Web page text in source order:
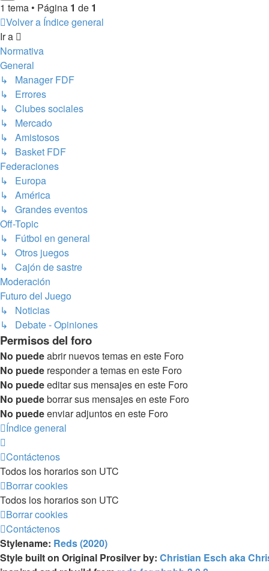
1 tema • Página 1 de 1
Volver a Índice general
Ir a
Normativa
General
↳ Manager FDF
↳ Errores
↳ Clubes sociales
↳ Mercado
↳ Amistosos
↳ Basket FDF
Federaciones
↳ Europa
↳ América
↳ Grandes eventos
Off-Topic
↳ Fútbol en general
↳ Otros juegos
↳ Cajón de sastre
Moderación
Futuro del Juego
↳ Noticias
↳ Debate - Opiniones
Permisos del foro
No puedeabrir nuevos temas en este Foro
No puede responder a temas en este Foro
No puedeeditar sus mensajes en este Foro
No puedeborrar sus mensajes en este Foro
No puedeenviar adjuntos en este Foro
Índice general
Contáctenos
Todos los horarios son UTC
Borrar cookies
Todos los horarios son UTC
Borrar cookies
Contáctenos
Stylename: Reds (2020)
Style built on Original Prosilver by: Christian Esch aka